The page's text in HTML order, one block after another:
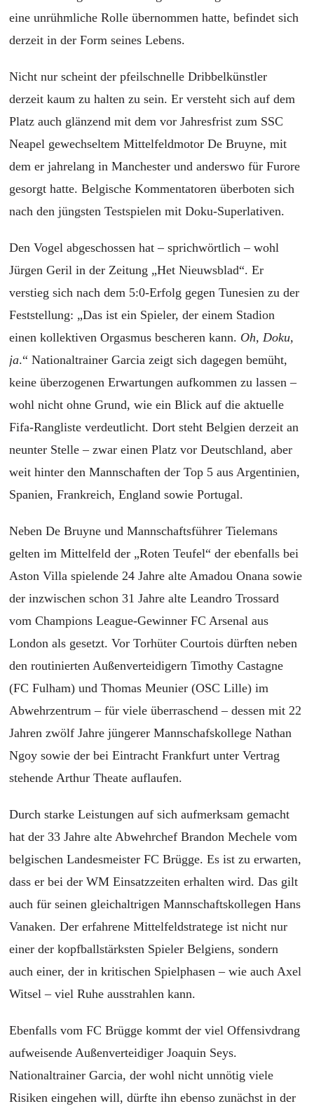
eine unrühmliche Rolle übernommen hatte, befindet sich
derzeit in der Form seines Lebens.
Nicht nur scheint der pfeilschnelle Dribbelkünstler
derzeit kaum zu halten zu sein. Er versteht sich auf dem
Platz auch glänzend mit dem vor Jahresfrist zum SSC
Neapel gewechseltem Mittelfeldmotor De Bruyne, mit
dem er jahrelang in Manchester und anderswo für Furore
gesorgt hatte. Belgische Kommentatoren überboten sich
nach den jüngsten Testspielen mit Doku-Superlativen.
Den Vogel abgeschossen hat – sprichwörtlich – wohl
Jürgen Geril in der Zeitung „Het Nieuwsblad“. Er
verstieg sich nach dem 5:0-Erfolg gegen Tunesien zu der
Feststellung: „Das ist ein Spieler, der einem Stadion
einen kollektiven Orgasmus bescheren kann. Oh, Doku,
ja.“ Nationaltrainer Garcia zeigt sich dagegen bemüht,
keine überzogenen Erwartungen aufkommen zu lassen –
wohl nicht ohne Grund, wie ein Blick auf die aktuelle
Fifa-Rangliste verdeutlicht. Dort steht Belgien derzeit an
neunter Stelle – zwar einen Platz vor Deutschland, aber
weit hinter den Mannschaften der Top 5 aus Argentinien,
Spanien, Frankreich, England sowie Portugal.
Neben De Bruyne und Mannschaftsführer Tielemans
gelten im Mittelfeld der „Roten Teufel“ der ebenfalls bei
Aston Villa spielende 24 Jahre alte Amadou Onana sowie
der inzwischen schon 31 Jahre alte Leandro Trossard
vom Champions League-Gewinner FC Arsenal aus
London als gesetzt. Vor Torhüter Courtois dürften neben
den routinierten Außenverteidigern Timothy Castagne
(FC Fulham) und Thomas Meunier (OSC Lille) im
Abwehrzentrum – für viele überraschend – dessen mit 22
Jahren zwölf Jahre jüngerer Mannschafskollege Nathan
Ngoy sowie der bei Eintracht Frankfurt unter Vertrag
stehende Arthur Theate auflaufen.
Durch starke Leistungen auf sich aufmerksam gemacht
hat der 33 Jahre alte Abwehrchef Brandon Mechele vom
belgischen Landesmeister FC Brügge. Es ist zu erwarten,
dass er bei der WM Einsatzzeiten erhalten wird. Das gilt
auch für seinen gleichaltrigen Mannschaftskollegen Hans
Vanaken. Der erfahrene Mittelfeldstratege ist nicht nur
einer der kopfballstärksten Spieler Belgiens, sondern
auch einer, der in kritischen Spielphasen – wie auch Axel
Witsel – viel Ruhe ausstrahlen kann.
Ebenfalls vom FC Brügge kommt der viel Offensivdrang
aufweisende Außenverteidiger Joaquin Seys.
Nationaltrainer Garcia, der wohl nicht unnötig viele
Risiken eingehen will, dürfte ihn ebenso zunächst in der